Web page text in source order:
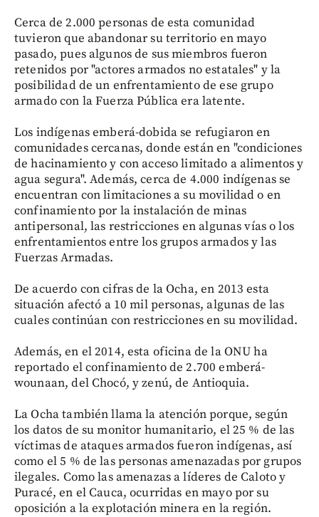
Cerca de 2.000 personas de esta comunidad
tuvieron que abandonar su territorio en mayo
pasado, pues algunos de sus miembros fueron
retenidos por "actores armados no estatales" y la
posibilidad de un enfrentamiento de ese grupo
armado con la Fuerza Pública era latente.
Los indígenas emberá-dobida se refugiaron en
comunidades cercanas, donde están en "condiciones
de hacinamiento y con acceso limitado a alimentos y
agua segura". Además, cerca de 4.000 indígenas se
encuentran con limitaciones a su movilidad o en
confinamiento por la instalación de minas
antipersonal, las restricciones en algunas vías o los
enfrentamientos entre los grupos armados y las
Fuerzas Armadas.
De acuerdo con cifras de la Ocha, en 2013 esta
situación afectó a 10 mil personas, algunas de las
cuales continúan con restricciones en su movilidad.
Además, en el 2014, esta oficina de la ONU ha
reportado el confinamiento de 2.700 emberá-
wounaan, del Chocó, y zenú, de Antioquia.
La Ocha también llama la atención porque, según
los datos de su monitor humanitario, el 25 % de las
víctimas de ataques armados fueron indígenas, así
como el 5 % de las personas amenazadas por grupos
ilegales. Como las amenazas a líderes de Caloto y
Puracé, en el Cauca, ocurridas en mayo por su
oposición a la explotación minera en la región.